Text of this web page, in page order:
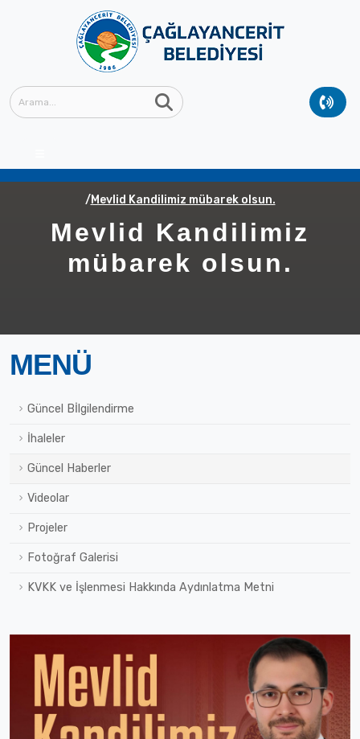
Mevlid Kandilimiz mübarek olsun.
Mevlid Kandilimiz
mübarek olsun.
MENÜ
Güncel Bİlgilendirme
İhaleler
Güncel Haberler
Videolar
Projeler
Fotoğraf Galerisi
KVKK ve İşlenmesi Hakkında Aydınlatma Metni